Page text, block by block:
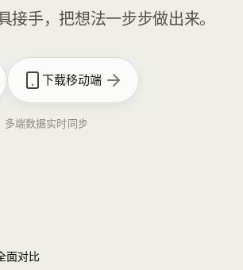
手，把想法一步步做出来。
下载移动端
端数据实时同步
面对比